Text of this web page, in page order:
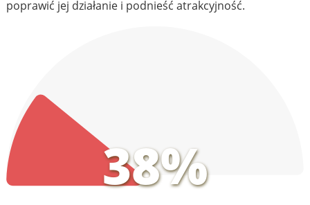
poprawić jej działanie i podnieść atrakcyjność.
38%